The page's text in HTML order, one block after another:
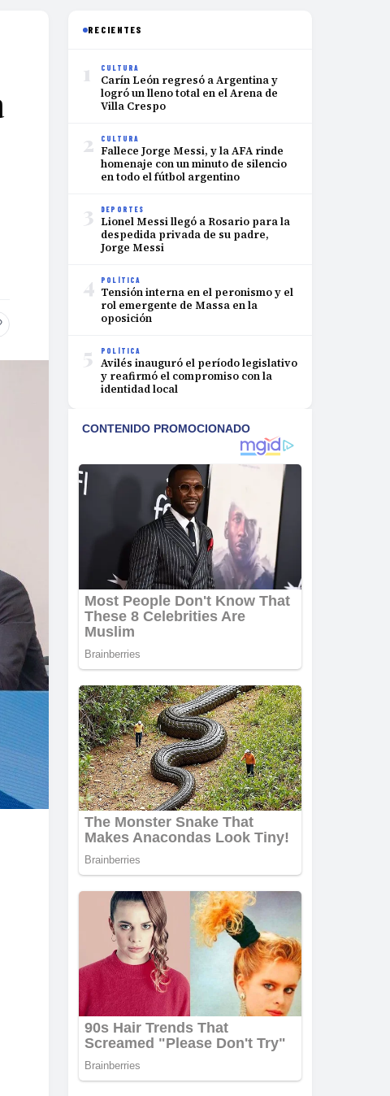
RECIENTES
1 CULTURA
Carín León regresó a Argentina y
logró un lleno total en el Arena de
Villa Crespo
2 CULTURA
Fallece Jorge Messi, y la AFA rinde
homenaje con un minuto de silencio
en todo el fútbol argentino
3 DEPORTES
Lionel Messi llegó a Rosario para la
despedida privada de su padre,
Jorge Messi
4 POLÍTICA
Tensión interna en el peronismo y el
rol emergente de Massa en la
oposición
5 POLÍTICA
Avilés inauguró el período legislativo
y reafirmó el compromiso con la
identidad local